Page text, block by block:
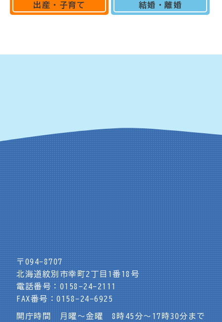
出産・子育て 結婚・離婚
〒094-8707
北海道紋別市幸町2丁目1番18号
電話番号：0158-24-2111
FAX番号：0158-24-6925
開庁時間 月曜～金曜 8時45分～17時30分まで